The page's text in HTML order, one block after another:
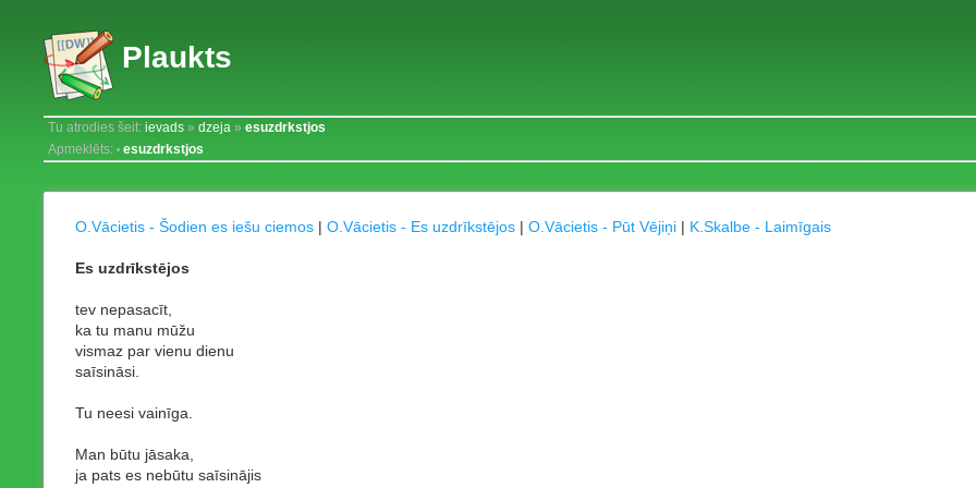
Plaukts
Tu atrodies šeit:ievads »dzeja »esuzdrkstjos
Apmeklēts: • esuzdrkstjos
O.Vācietis - Šodien es iešu ciemos | O.Vācietis - Es uzdrīkstējos | O.Vācietis - Pūt Vējiņi | K.Skalbe - Laimīgais
Es uzdrīkstējos
tev nepasacīt,
ka tu manu mūžu
vismaz par vienu dienu
saīsināsi.
Tu neesi vainīga.
Man būtu jāsaka,
ja pats es nebūtu saīsinājis